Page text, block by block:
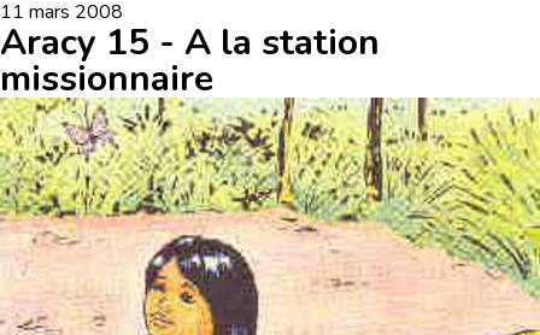
11 mars 2008
Aracy 15 - A la station
missionnaire